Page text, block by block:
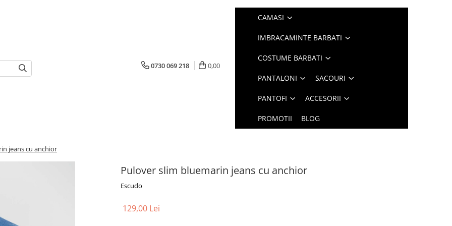
0730 069 218 0,00
CAMASI
IMBRACAMINTE BARBATI
COSTUME BARBATI
PANTALONI SACOURI
PANTOFI ACCESORII
PROMOTII BLOG
jeans cu anchior
Pulover slim bluemarin jeans cu anchior
Escudo
129,00 Lei